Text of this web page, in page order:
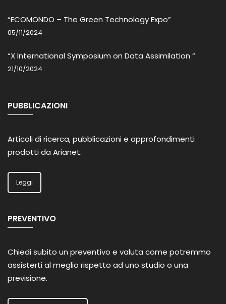
“ECOMONDO – The Green Technology Expo”
05/11/2024
“X International Symposium on Data Assimilation “
21/10/2024
PUBBLICAZIONI
Articoli di ricerca, pubblicazioni e approfondimenti
prodotti da Arianet.
Leggi
PREVENTIVO
Chiedi subito un preventivo e valuta come potremmo
assisterti al meglio rispetto ad uno studio o una
previsione.